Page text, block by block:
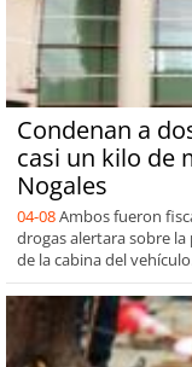
Condenan a
casi un kilo de
Nogales
04-08Ambos fueron
drogas alertara sobre
de la cabina del